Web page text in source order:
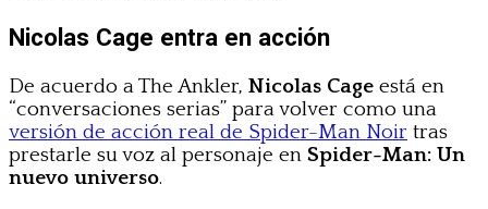
Nicolas Cage entra en acción
De acuerdo a The Ankler, Nicolas Cage está en
“conversaciones serias” para volver como una
versión de acción real de Spider-Man Noir tras
prestarle su voz al personaje en Spider-Man: Un
nuevo universo.